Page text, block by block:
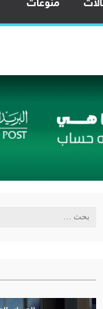
منوعات
البنك المركزي المصري
البحث